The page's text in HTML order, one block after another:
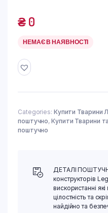
₴0
НЕМАЄ В НАЯВНОСТІ
Categories: Купити Тварини
поштучно,Купити Тварини
поштучно
ДЕТАЛІ
конструкторів
вискористанні
цілостність та
найдійно та